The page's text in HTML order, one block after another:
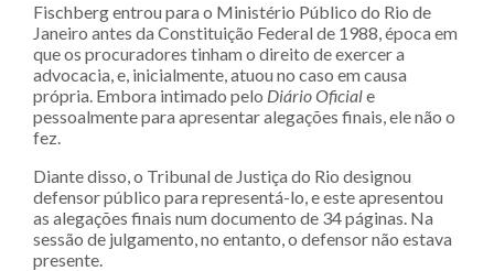
Fischberg entrou para o Ministério Público do Rio de
Janeiro antes da Constituição Federal de 1988, época em
que os procuradores tinham o direito de exercer a
advocacia, e, inicialmente, atuou no caso em causa
própria. Embora intimado pelo Diário Oficiale
pessoalmente para apresentar alegações finais, ele não o
fez.
Diante disso, o Tribunal de Justiça do Rio designou
defensor público para representá-lo, e este apresentou
as alegações finais num documento de 34 páginas. Na
sessão de julgamento, no entanto, o defensor não estava
presente.